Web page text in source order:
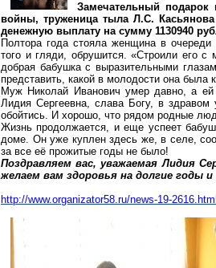
Замечательный подарок
войны, труженица тыла Л.С.
денежную выплату на сумму 1130940
Полтора года стояла женщина в
того и гляди, обрушится. «Строили его
добрая бабушка с выразительными
представить, какой в молодости она была
Муж Николай Иванович умер давно, а
Лидия Сергеевна, слава Богу, в
обойтись. И хорошо, что рядом родные
Жизнь продолжается, и еще успеет
доме. Он уже куплен здесь же, в селе,
за все её прожитые годы не было!
Поздравляем вас, уважаемая Лидия
желаем вам здоровья на долгие годы и
http://www.organizator58.ru/news-19-